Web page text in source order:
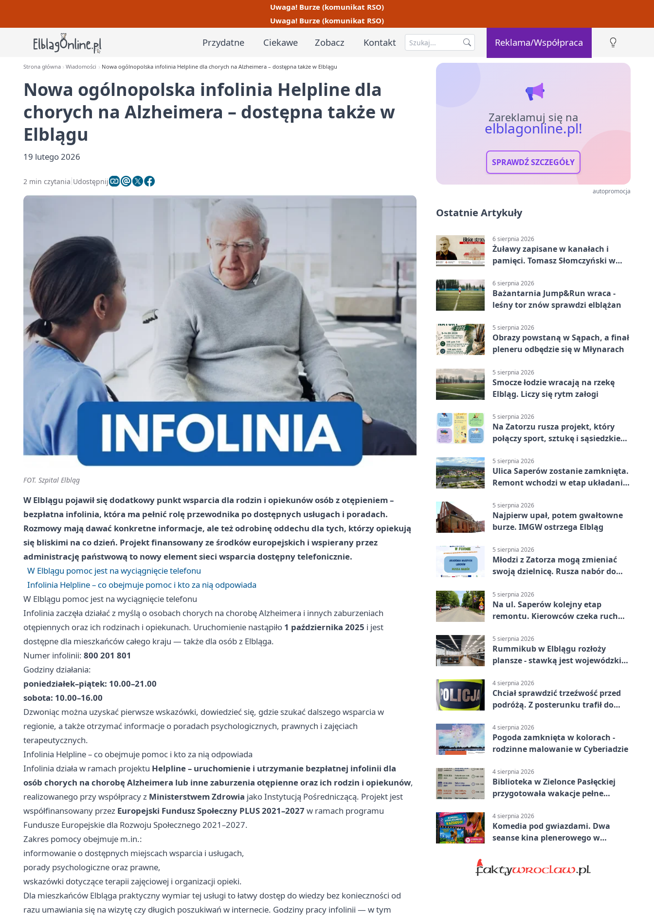
Uwaga! Burze (komunikat RSO)
Uwaga! Burze (komunikat RSO)
Przydatne Ciekawe Zobacz Kontakt Reklama/Współpraca
Strona główna Wiadomości Nowa ogólnopolska infolinia Helpline dla chorych na Alzheimera – dostępna także w Elblągu
Nowa ogólnopolska infolinia Helpline dla
chorych na Alzheimera – dostępna także w
Elblągu
19 lutego 2026
2 min czytania Udostępnij
FOT. Szpital Elbląg
W Elblągu pojawił się dodatkowy punkt wsparcia dla rodzin i opiekunów osób z otępieniem –
bezpłatna infolinia, która ma pełnić rolę przewodnika po dostępnych usługach i poradach.
Rozmowy mają dawać konkretne informacje, ale też odrobinę oddechu dla tych, którzy opiekują
się bliskimi na co dzień. Projekt finansowany ze środków europejskich i wspierany przez
administrację państwową to nowy element sieci wsparcia dostępny telefonicznie.
W Elblągu pomoc jest na wyciągnięcie telefonu
Infolinia Helpline – co obejmuje pomoc i kto za nią odpowiada
W Elblągu pomoc jest na wyciągnięcie telefonu
Infolinia zaczęła działać z myślą o osobach chorych na chorobę Alzheimera i innych zaburzeniach
otępiennych oraz ich rodzinach i opiekunach. Uruchomienie nastąpiło 1 października 2025 i jest
dostępne dla mieszkańców całego kraju — także dla osób z Elbląga.
Numer infolinii: 800 201 801
Godziny działania:
poniedziałek–piątek: 10.00–21.00
sobota: 10.00–16.00
Dzwoniąc można uzyskać pierwsze wskazówki, dowiedzieć się, gdzie szukać dalszego wsparcia w
regionie, a także otrzymać informacje o poradach psychologicznych, prawnych i zajęciach
terapeutycznych.
Infolinia Helpline – co obejmuje pomoc i kto za nią odpowiada
Infolinia działa w ramach projektu Helpline – uruchomienie i utrzymanie bezpłatnej infolinii dla
osób chorych na chorobę Alzheimera lub inne zaburzenia otępienne oraz ich rodzin i opiekunów,
realizowanego przy współpracy z Ministerstwem Zdrowia jako Instytucją Pośredniczącą. Projekt jest
współfinansowany przez Europejski Fundusz Społeczny PLUS 2021–2027 w ramach programu
Fundusze Europejskie dla Rozwoju Społecznego 2021–2027.
Zakres pomocy obejmuje m.in.:
informowanie o dostępnych miejscach wsparcia i usługach,
porady psychologiczne oraz prawne,
wskazówki dotyczące terapii zajęciowej i organizacji opieki.
Dla mieszkańców Elbląga praktyczny wymiar tej usługi to łatwy dostęp do wiedzy bez konieczności od
razu umawiania się na wizytę czy długich poszukiwań w internecie. Godziny pracy infolinii — w tym
Zareklamuj się na
elblagonline.pl!
SPRAWDŹ SZCZEGÓŁY
autopromocja
Ostatnie Artykuły
6 sierpnia 2026
Żuławy zapisane w kanałach i
pamięci. Tomasz Słomczyński w
6 sierpnia 2026
Bażantarnia Jump&Run wraca -
leśny tor znów sprawdzi elblążan
5 sierpnia 2026
Obrazy powstaną w Sąpach, a finał
pleneru odbędzie się w Młynarach
5 sierpnia 2026
Smocze łodzie wracają na rzekę
Elbląg. Liczy się rytm załogi
5 sierpnia 2026
Na Zatorzu rusza projekt, który
połączy sport, sztukę i sąsiedzkie
5 sierpnia 2026
Ulica Saperów zostanie zamknięta.
Remont wchodzi w etap układania
5 sierpnia 2026
Najpierw upał, potem gwałtowne
burze. IMGW ostrzega Elbląg
5 sierpnia 2026
Młodzi z Zatorza mogą zmieniać
swoją dzielnicę. Rusza nabór do
5 sierpnia 2026
Na ul. Saperów kolejny etap
remontu. Kierowców czeka ruch
5 sierpnia 2026
Rummikub w Elblągu rozłoży
plansze - stawką jest wojewódzki
4 sierpnia 2026
Chciał sprawdzić trzeźwość przed
podróżą. Z posterunku trafił do
4 sierpnia 2026
Pogoda zamknięta w kolorach -
rodzinne malowanie w Cyberiadzie
4 sierpnia 2026
Biblioteka w Zielonce Pasłęckiej
przygotowała wakacje pełne
4 sierpnia 2026
Komedia pod gwiazdami. Dwa
seanse kina plenerowego w